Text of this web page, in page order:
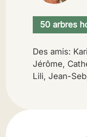
50 arbres
Des amis:
Jérôme,
Lili, Jean-